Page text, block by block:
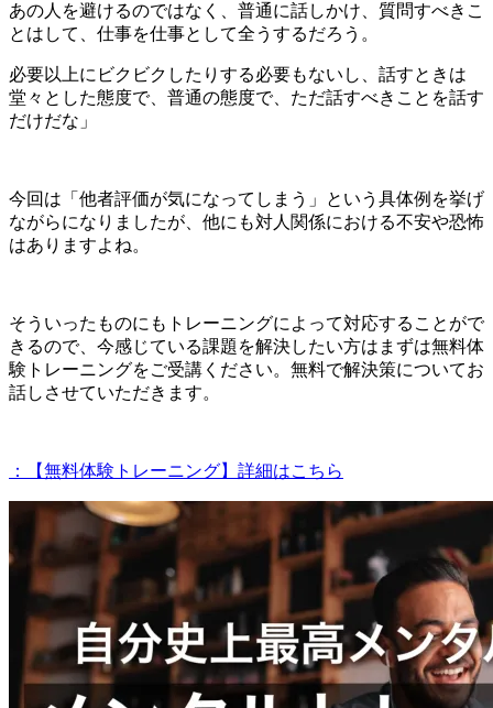
あの人を避けるのではなく、普通に話しかけ、質問すべきこ
とはして、仕事を仕事として全うするだろう。
必要以上にビクビクしたりする必要もないし、話すときは
堂々とした態度で、普通の態度で、ただ話すべきことを話す
だけだな」
今回は「他者評価が気になってしまう」という具体例を挙げ
ながらになりましたが、他にも対人関係における不安や恐怖
はありますよね。
そういったものにもトレーニングによって対応することがで
きるので、今感じている課題を解決したい方はまずは無料体
験トレーニングをご受講ください。無料で解決策についてお
話しさせていただきます。
：【無料体験トレーニング】詳細はこちら